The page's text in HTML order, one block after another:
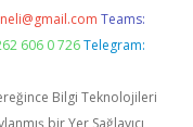
Teams:
606 0 726 Telegram:
Bilgi Teknolojileri
bir Yer Sağlayıcı